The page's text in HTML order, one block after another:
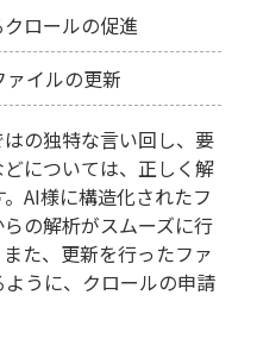
ロールの促進
ァイルの更新
の独特な言い回し、要
については、正しく解
AI様に構造化されたフ
の解析がスムーズに行
た、更新を行ったファ
うに、クロールの申請